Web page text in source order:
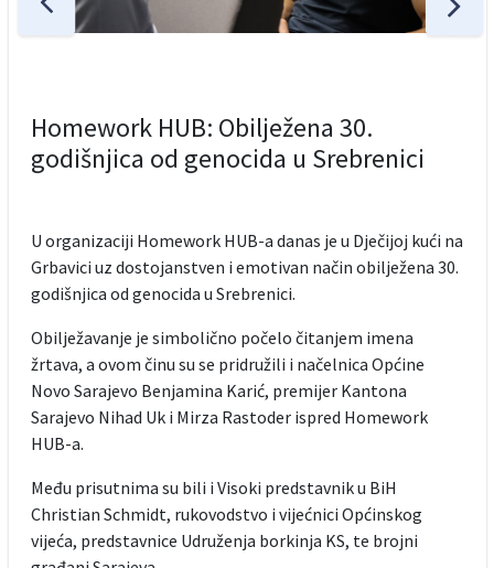
Homework HUB: Obilježena 30.
godišnjica od genocida u Srebrenici
U organizaciji Homework HUB-a danas je u Dječijoj kući na
Grbavici uz dostojanstven i emotivan način obilježena 30.
godišnjica od genocida u Srebrenici.
Obilježavanje je simbolično počelo čitanjem imena
žrtava, a ovom činu su se pridružili i načelnica Općine
Novo Sarajevo Benjamina Karić, premijer Kantona
Sarajevo Nihad Uk i Mirza Rastoder ispred Homework
HUB-a.
Među prisutnima su bili i Visoki predstavnik u BiH
Christian Schmidt, rukovodstvo i vijećnici Općinskog
vijeća, predstavnice Udruženja borkinja KS, te brojni